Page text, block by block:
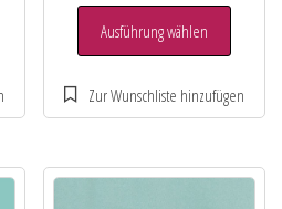
Ausführung wählen